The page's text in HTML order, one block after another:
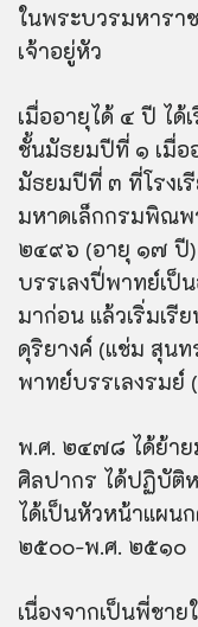
ในพระบวรมหารา
เจ้าอยู่หัว
เมื่ออายุได้ ๔ ปี ได้
ชั้นมัธยมปีที่ ๑ เมื่อ
มัธยมปีที่ ๓ ที่โรงเรี
มหาดเล็กกรมพิณพ
๒๔๙๖ (อายุ ๑๗ ปี)
บรรเลงปี่พาทย์เป็
มาก่อน แล้วเริ่มเรี
ดุริยางค์ (แช่ม สุนท
พาทย์บรรเลงรมย์
พ.ศ. ๒๔๗๘ ได้ย้าย
ศิลปากร ได้ปฏิบัติ
ได้เป็นหัวหน้าแผน
๒๕๐๐-พ.ศ. ๒๕๑๐
เนื่องจากเป็นพี่ชา